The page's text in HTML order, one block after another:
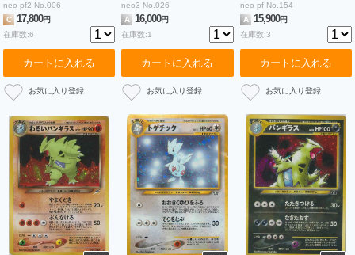
neo-pf2 No.006
C
17,800円
在庫数:6
カートに入れる
neo3 No.026
A
16,000円
在庫数:1
カートに入れる
neo-pf No.154
A 15,900円
在庫数:3
カートに入れる